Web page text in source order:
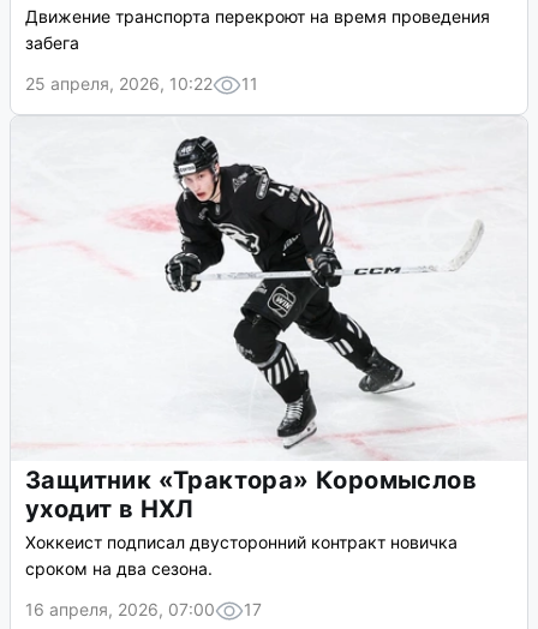
Движение транспорта перекроют на время проведения
забега
25 апреля, 2026, 10:22
11
Защитник «Трактора» Коромыслов
уходит в НХЛ
Хоккеист подписал двусторонний контракт новичка
сроком на два сезона.
16 апреля, 2026, 07:00
17